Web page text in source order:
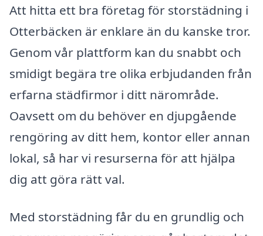
Att hitta ett bra företag för storstädning i
Otterbäcken är enklare än du kanske tror.
Genom vår plattform kan du snabbt och
smidigt begära tre olika erbjudanden från
erfarna städfirmor i ditt närområde.
Oavsett om du behöver en djupgående
rengöring av ditt hem, kontor eller annan
lokal, så har vi resurserna för att hjälpa
dig att göra rätt val.
Med storstädning får du en grundlig och